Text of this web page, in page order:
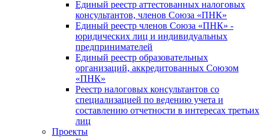
Единый реестр аттестованных налоговых
консультантов, членов Союза «ПНК»
Единый реестр членов Союза «ПНК» -
юридических лиц и индивидуальных
предпринимателей
Единый реестр образовательных
организаций, аккредитованных Союзом
«ПНК»
Реестр налоговых консультантов со
специализацией по ведению учета и
составлению отчетности в интересах третьих
лиц
Проекты